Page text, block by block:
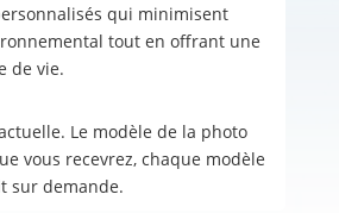
qui minimisent
tout en offrant une
de vie.
Le modèle de la photo
vous recevrez, chaque modèle
sur demande.